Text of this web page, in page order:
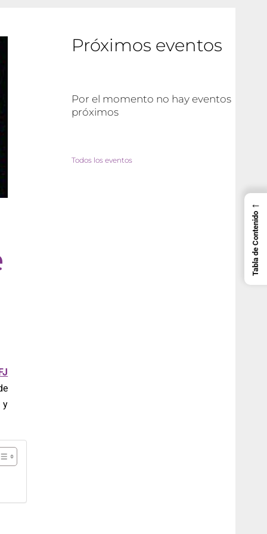
y
Próximos eventos
Por el momento no hay eventos
próximos
Todos los eventos
←
Tabla de Contenido